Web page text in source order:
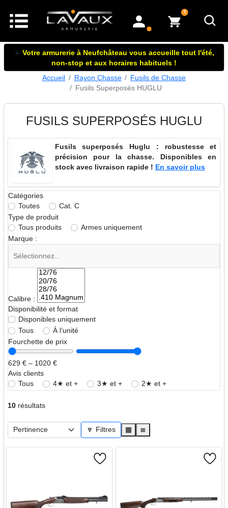
mon compte
0articles dans le panier
☀️ Votre armurerie à Neufchâteau vous accueille tout l'été,
non-stop et aux horaires habituels !
Accueil
Rayon Chasse
Fusils de Chasse
Fusils Superposés HUGLU
FUSILS SUPERPOSÉS HUGLU
Fusils superposés Huglu : robustesse et
précision pour la chasse. Disponibles en
stock avec livraison rapide ! En savoir plus
Catégories
Toutes
Cat. C
Type de produit
Tous produits
Armes uniquement
Marque :
Calibre :
Disponibilité et format
Disponibles uniquement
Tous
À l’unité
Fourchette de prix
629 € – 1020 €
Avis clients
Tous
4★ et + 3★ et + 2★ et +
10résultats
🔽 Filtres ▦ ≣